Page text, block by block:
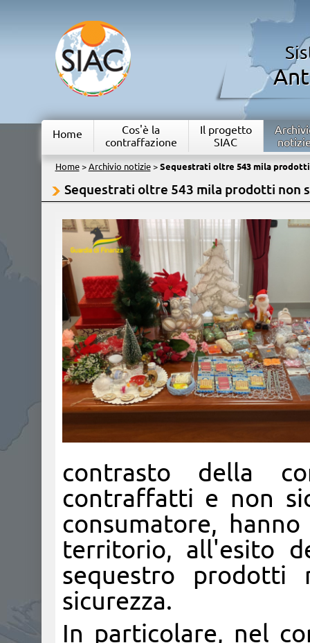
Home
Cos'è la
contraffazione
Il progetto
SIAC
Home> Archivio notizie> Sequestrati oltre 543 mila
Sequestrati oltre 543 mila prodotti non
contrasto della
contraffatti e non
consumatore,
territorio, all'esito
sequestro prodotti
sicurezza.
In particolare, nel